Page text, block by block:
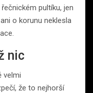
pultíku, jen
o korunu neklesla
nic
velmi
že to nejhorší